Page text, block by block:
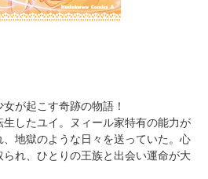
が起こす奇跡の物語！
したユイ。ヌィール家特有の能力が
地獄のような日々を送っていた。心
れ、ひとりの王族と出会い運命が大